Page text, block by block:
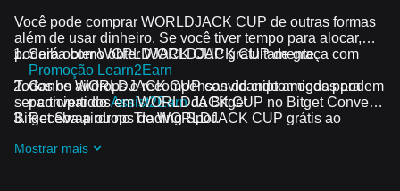
Você pode comprar WORLDJACK CUP de outras formas
além de usar dinheiro. Se você tiver tempo para alocar,
poderá obter WORLDJACK CUP gratuitamente.
Saiba como obter WORLDJACK CUP de graça com
Promoção Learn2Earn
Ganhe WORLDJACK CUP convidando amigos para
participar doAssist2Earnda Bitget
Receba airdrops de WORLDJACK CUP grátis ao
Todos os airdrops e recompensas de criptomoedas podem
ser convertidos em WORLDJACK CUP no Bitget Convert,
Bitget Swap ou no Trading Spot.
Mostrar mais